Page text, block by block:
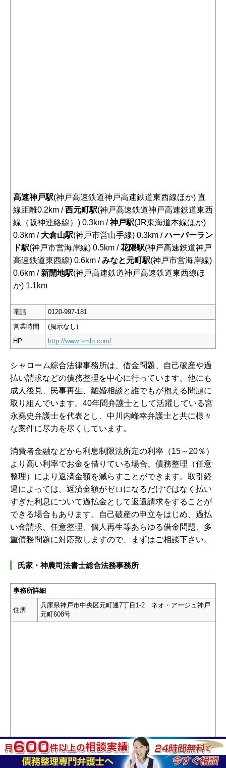
高速神戸駅(神戸高速鉄道神戸高速鉄道東西線ほか) 直
線距離0.2km /西元町駅(神戸高速鉄道神戸高速鉄道東西
線（阪神連絡線）) 0.3km /神戸駅(JR東海道本線ほか)
0.3km / 大倉山駅(神戸市営山手線) 0.3km /ハーバーラン
ド駅(神戸市営海岸線) 0.5km /花隈駅(神戸高速鉄道神戸
高速鉄道東西線) 0.6km /みなと元町駅(神戸市営海岸線)
0.6km / 新開地駅(神戸高速鉄道神戸高速鉄道東西線ほ
か) 1.1km
電話
0120-997-181
営業時間
(掲示なし)
HP
http://www.t-mlo.com/
シャローム綜合法律事務所は、借金問題、自己破産や過
払い請求などの債務整理を中心に行っています。他にも
成人後見、民事再生、離婚相談と誰でもが抱える問題に
取り組んでいます。40年間弁護士として活躍している宮
永堯史弁護士を代表とし、中川内峰幸弁護士と共に様々
な案件に尽力を尽くしています。
消費者金融などから利息制限法所定の利率（15～20％）
より高い利率でお金を借りている場合、債務整理（任意
整理）により返済金額を減らすことができます。取引経
過によっては、返済金額がゼロになるだけではなく払い
すぎた利息について過払金として返還請求をすることが
できる場合もあります。
自己破産の申立をはじめ、過払
い金請求、任意整理、個人再生等あらゆる借金問題、多
重債務問題に対応致しますので、まずはご相談下さい。
氏家・神農司法書士総合法務事務所
事務所詳細
住所
兵庫県神戸市中央区元町通7丁目1-2 ネオ・アージュ神戸
元町608号